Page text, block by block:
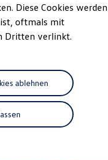
Diese Cookies
oftmals mit
Dritten verlinkt.
ablehnen